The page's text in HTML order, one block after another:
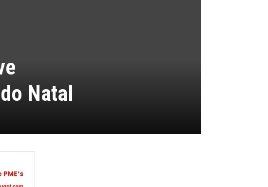
Natal